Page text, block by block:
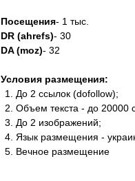
Посещения- 1 тыс.
DR (ahrefs)- 30
DA (moz)- 32
Условия размещения:
До 2 ссылок (dofollow);
Объем текста - до 20000
До 2 изображений;
Язык размещения -
Вечное размещение